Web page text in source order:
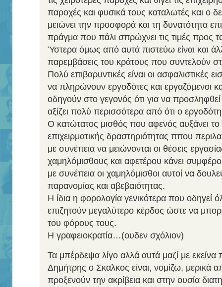
παροχές και φυσικά τους καταλωτές και ο
μειώνει την προσφορά και τη δυνατότητα
πράγμα που πάλι σπρώχνει τις τιμές προς
Ύστερα όμως από αυτά πιστεύω είναι και
παρεμβάσεις του κράτους που συντελούν
Πολύ επιβαρυντικές είναι οι ασφαλιστικές
να πληρώνουν εργοδότες και εργαζόμενοι
οδηγούν στο γεγονός ότι για να
αξίζει πολύ περισσότερα από ότι ο
Ο κατώτατος μισθός που αφενός αυξάνει το
επιχειρματικής δραστηριότητας ππου
με συνέπεια να μειώνονται οι θέσεις
χαμηλόμισθους και αφετέρου κάνει
με συνέπεια οι χαμηλόμισθοι αυτοί να
παρανομίας και αβεβαιότητας.
Η ίδια η φορολογία γενικότερα που οδηγεί
επιζητούν μεγαλύτερο κέρδος ώστε να
του φόρους τους.
Η γραφειοκρατία…(ουδεν σχόλιον)
Τα μπέρδεψα λίγο αλλά αυτά μαζί με εκείνα
Δημήτρης ο Σκαλκος είναι, νομίζω, μερικά
προξενούν την ακρίβεια και στην ουσία